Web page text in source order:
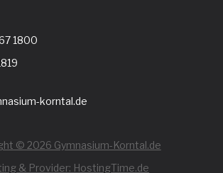
1800
korntal.de
© 2026 Gymnasium-Korntal.de
& Provider: HostingTime.de